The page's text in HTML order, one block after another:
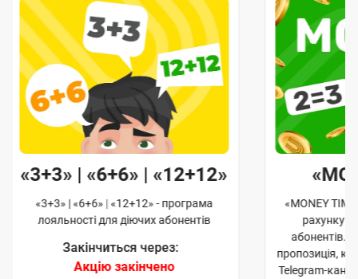
«3+3» | «6+6» | «12+12»
«3+3» | «6+6» | «12+12» - програма
лояльності для діючих абонентів
Закінчиться через:
Акцію закінчено
«MONEY
рахунку
абонентів.
пропозиція,
Telegram-